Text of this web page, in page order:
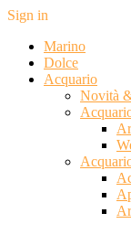
Sign in
Marino
Dolce
Acquario
Novità